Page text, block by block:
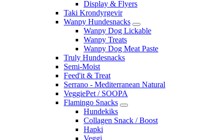
Display & Flyers
Taki Krondyrgevir
Wanpy Hundesnacks
Wanpy Dog Lickable
Wanpy Treats
Wanpy Dog Meat Paste
Truly Hundesnacks
Semi-Moist
Feed'it & Treat
Serrano - Mediterranean Natural
VeggiePet / SOOPA
Flamingo Snacks
Hundekiks
Collagen Snack / Boost
Hapki
Veggi